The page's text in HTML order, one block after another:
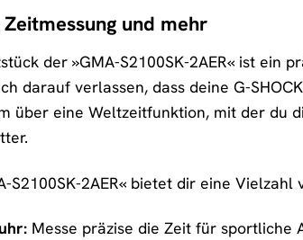
Zeitmessung und mehr
der »GMA-S2100SK-2AER« ist ein
darauf verlassen, dass deine G-
über eine Weltzeitfunktion, mit der du
S2100SK-2AER« bietet dir eine
Messe präzise die Zeit für sportliche